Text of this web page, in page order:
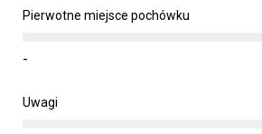
Pierwotne miejsce pochówku
-
Uwagi